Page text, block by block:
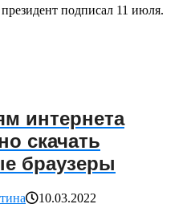
подписал 11 июля.
интернета
скачать
браузеры
10.03.2022